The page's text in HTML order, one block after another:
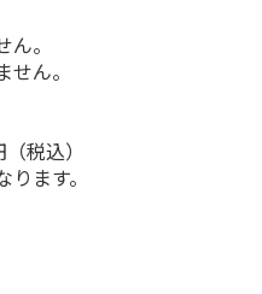
ャース 大谷翔
日本人最多53試
円
料・税込)
。
ん。
税込）
ます。